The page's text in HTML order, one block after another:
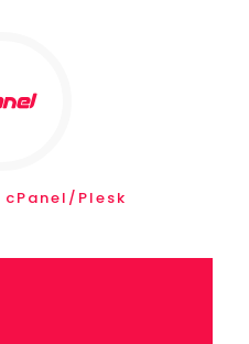
cPanel/Plesk